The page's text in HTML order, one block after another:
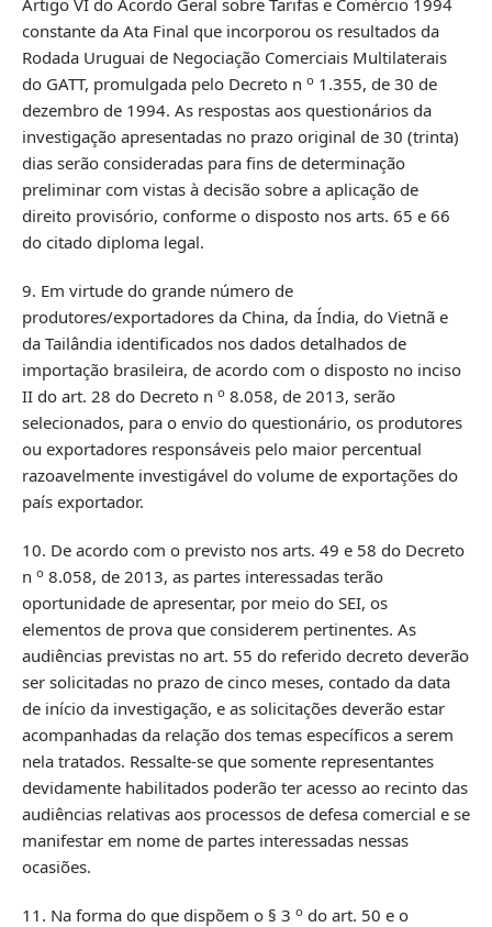
Artigo VI do Acordo Geral sobre Tarifas e Comércio 1994
constante da Ata Final que incorporou os resultados da
Rodada Uruguai de Negociação Comerciais Multilaterais
do GATT, promulgada pelo Decreto n o 1.355, de 30 de
dezembro de 1994. As respostas aos questionários da
investigação apresentadas no prazo original de 30 (trinta)
dias serão consideradas para fins de determinação
preliminar com vistas à decisão sobre a aplicação de
direito provisório, conforme o disposto nos arts. 65 e 66
do citado diploma legal.
9. Em virtude do grande número de
produtores/exportadores da China, da Índia, do Vietnã e
da Tailândia identificados nos dados detalhados de
importação brasileira, de acordo com o disposto no inciso
II do art. 28 do Decreto n o 8.058, de 2013, serão
selecionados, para o envio do questionário, os produtores
ou exportadores responsáveis pelo maior percentual
razoavelmente investigável do volume de exportações do
país exportador.
10. De acordo com o previsto nos arts. 49 e 58 do Decreto
n o 8.058, de 2013, as partes interessadas terão
oportunidade de apresentar, por meio do SEI, os
elementos de prova que considerem pertinentes. As
audiências previstas no art. 55 do referido decreto deverão
ser solicitadas no prazo de cinco meses, contado da data
de início da investigação, e as solicitações deverão estar
acompanhadas da relação dos temas específicos a serem
nela tratados. Ressalte-se que somente representantes
devidamente habilitados poderão ter acesso ao recinto das
audiências relativas aos processos de defesa comercial e se
manifestar em nome de partes interessadas nessas
ocasiões.
11. Na forma do que dispõem o § 3 o do art. 50 e o